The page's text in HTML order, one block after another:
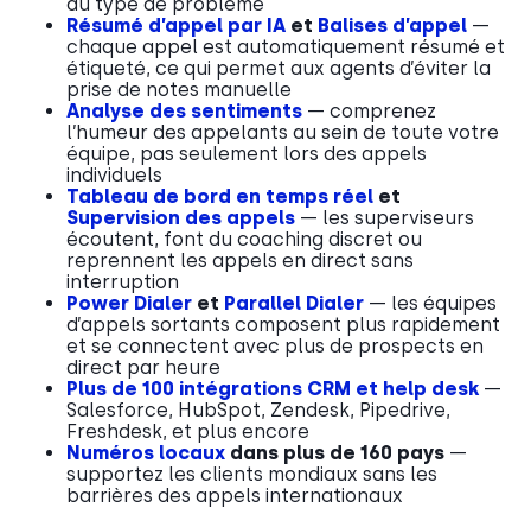
Résumé d’appel par IA et Balises d’appel —
chaque appel est automatiquement résumé et
étiqueté, ce qui permet aux agents d’éviter la
prise de notes manuelle
Analyse des sentiments — comprenez
l’humeur des appelants au sein de toute votre
équipe, pas seulement lors des appels
individuels
Tableau de bord en temps réel et
Supervision des appels — les superviseurs
écoutent, font du coaching discret ou
reprennent les appels en direct sans
interruption
Power Dialer et Parallel Dialer — les équipes
d’appels sortants composent plus rapidement
et se connectent avec plus de prospects en
direct par heure
Plus de 100 intégrations CRM et help desk —
Salesforce, HubSpot, Zendesk, Pipedrive,
Freshdesk, et plus encore
Numéros locaux dans plus de 160 pays —
supportez les clients mondiaux sans les
barrières des appels internationaux